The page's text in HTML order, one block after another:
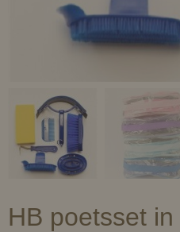
HB poetsset